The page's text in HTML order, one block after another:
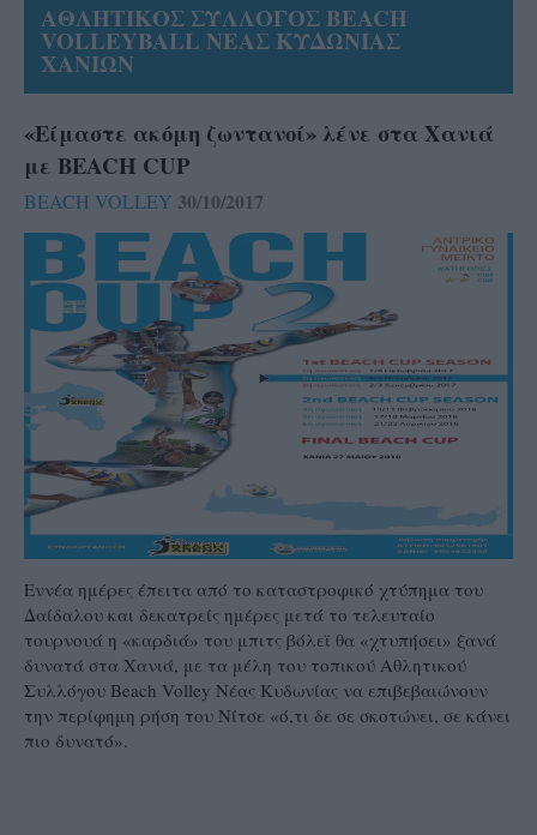
ΑΘΛΗΤΙΚΟΣ ΣΥΛΛΟΓΟΣ BEACH
VOLLEYBALL ΝΕΑΣ ΚΥΔΩΝΙΑΣ
ΧΑΝΙΩΝ
«Είμαστε ακόμη ζωντανοί» λένε στα Χανιά
με BEACH CUP
BEACH VOLLEY 30/10/2017
Εννέα ημέρες έπειτα από το καταστροφικό χτύπημα του
Δαίδαλου και δεκατρείς ημέρες μετά το τελευταίο
τουρνουά η «καρδιά» του μπιτς βόλεϊ θα «χτυπήσει» ξανά
δυνατά στα Χανιά, με τα μέλη του τοπικού Αθλητικού
Συλλόγου Beach Volley Νέας Κυδωνίας να επιβεβαιώνουν
την περίφημη ρήση του Νίτσε «ό,τι δε σε σκοτώνει, σε κάνει
πιο δυνατό».